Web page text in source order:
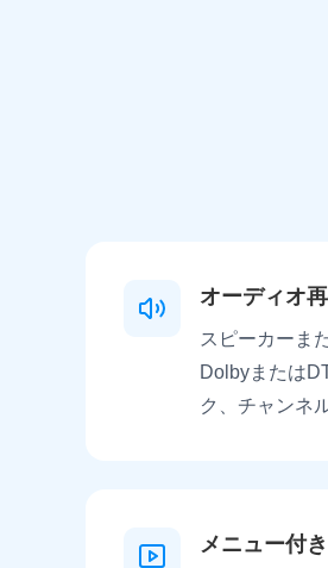
オーディオ
スピーカーま
Dolbyまたは
ク、チャンネ
メニュー付